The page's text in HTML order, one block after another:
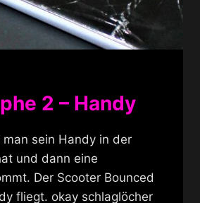
2 – Handy
sein Handy in der
und dann eine
Der Scooter Bounced
fliegt. okay schlaglöcher